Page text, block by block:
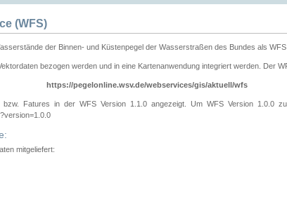
(WFS)
der Binnen- und Küstenpegel der Wasserstraßen des Bundes als WFS
bezogen werden und in eine Kartenanwendung integriert werden. Der
https://pegelonline.wsv.de/webservices/gis/aktuell/wfs
Fatures in der WFS Version 1.1.0 angezeigt. Um WFS Version 1.0.0
mitgeliefert: